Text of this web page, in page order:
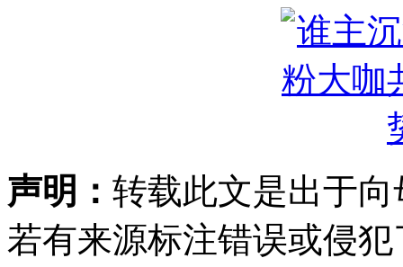
声明： 转载此文是出于
若有来源标注错误或侵